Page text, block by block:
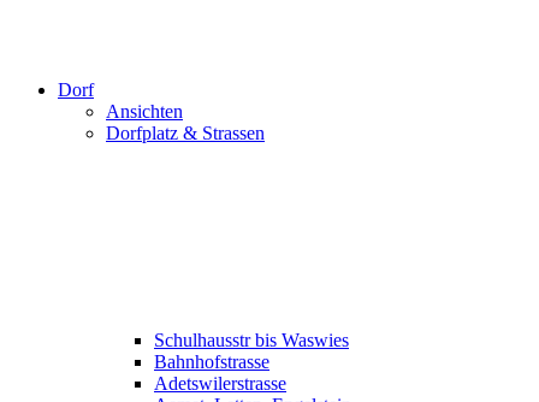
Dorf
Ansichten
Dorfplatz & Strassen
Schulhausstr bis Waswies
Bahnhofstrasse
Adetswilerstrasse